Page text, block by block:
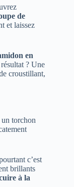
de
et laissez
en
? Une
croustillant,
un torchon
c’est
brillants
à la